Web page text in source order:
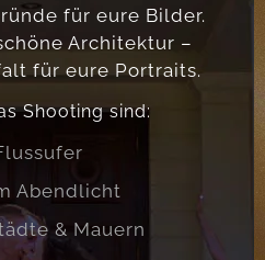
für eure Bilder.
Architektur –
für eure Portraits.
Shooting sind:
Abendlicht
& Mauern